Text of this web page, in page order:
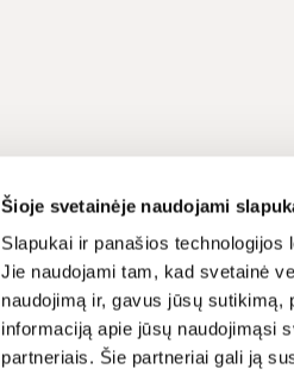
Šioje svetainėje naudojami
Slapukai ir panašios
Jie naudojami tam, kad svetainė
naudojimą ir, gavus jūsų
informaciją apie jūsų naudojimąsi
partneriais. Šie partneriai gali ją
LIVIN
Apie mus
Kontaktai
Parduotuvės
Prekių ženklai
Paramos iniciatyva